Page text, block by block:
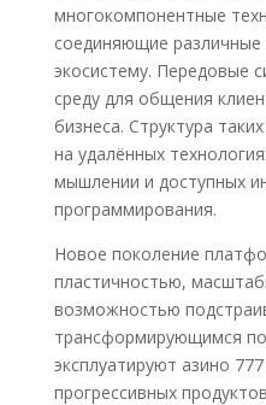
многокомпонентные
соединяющие различные
экосистему. Передовые
среду для общения
бизнеса. Структура
на удалённых
мышлении и доступных
программирования.
Новое поколение
пластичностью,
возможностью
трансформирующимся
эксплуатируют азино
прогрессивных